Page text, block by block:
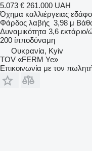
5.073 € 261.000 UAH
Όχημα καλλιέργειας
Φάρδος λαβής 3,98 μ
Δυναμικότητα 3,6
200 ίπποδύναμη
Ουκρανία, Kyiv
TOV «FERM Ye»
Επικοινωνία με τον